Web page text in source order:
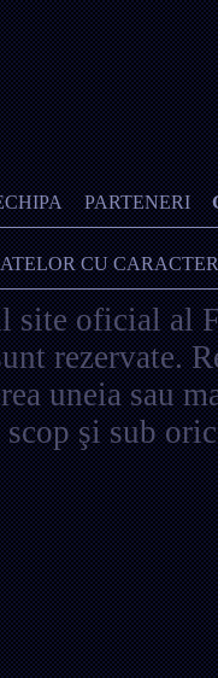
PARTENERI
CU
site oficial al
rezervate.
uneia sau
şi sub